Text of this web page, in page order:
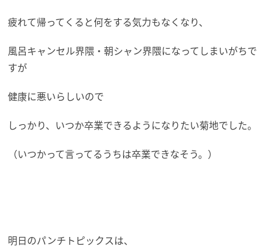
疲れて帰ってくると何をする気力もなくなり、
風呂キャンセル界隈・朝シャン界隈になってしまいがちで
すが
健康に悪いらしいので
しっかり、いつか卒業できるようになりたい菊地でした。
（いつかって言ってるうちは卒業できなそう。）
明日のパンチトピックスは、